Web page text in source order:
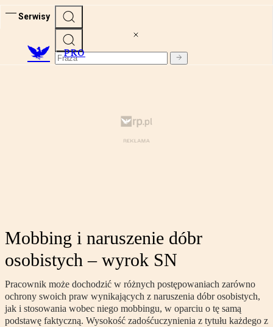
Serwisy
PRO
Mobbing i naruszenie dóbr
osobistych – wyrok SN
Pracownik może dochodzić w różnych postępowaniach zarówno
ochrony swoich praw wynikających z naruszenia dóbr osobistych,
jak i stosowania wobec niego mobbingu, w oparciu o tę samą
podstawę faktyczną. Wysokość zadośćuczynienia z tytułu każdego z